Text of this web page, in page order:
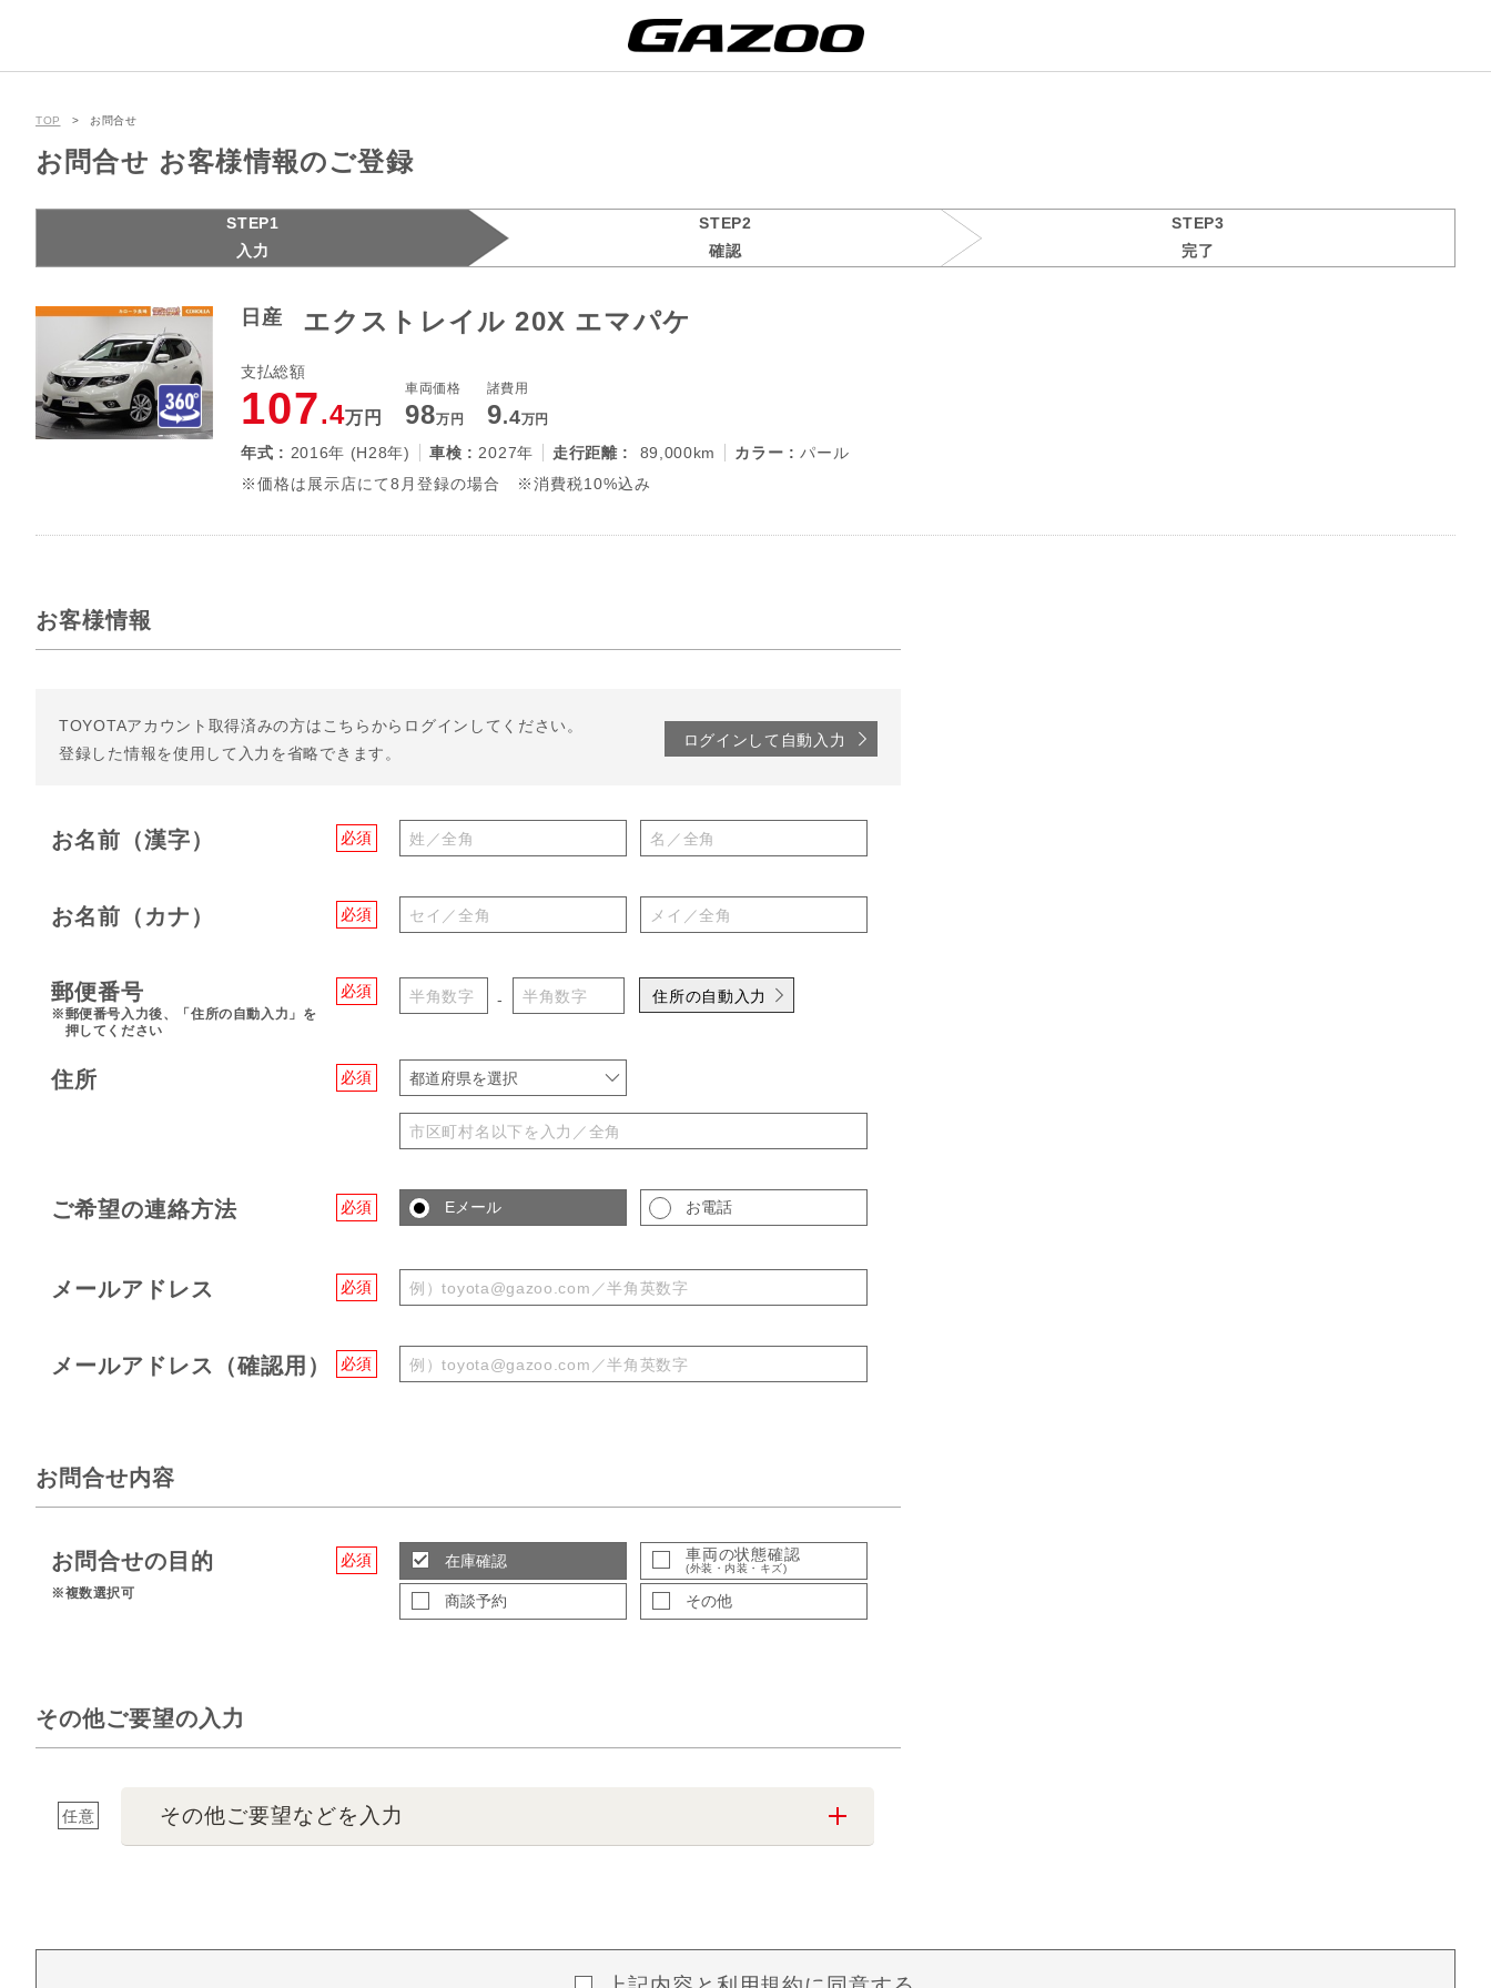
TOP お問合せ
お問合せ お客様情報のご登録
STEP1
入力
STEP2
確認
STEP3
完了
日産 エクストレイル 20X エマパケ
支払総額
107.4万円
車両価格
98万円
諸費用
9.4万円
年式 : 2016年 (H28年) 車検 : 2027年 走行距離 : 89,000km カラー :パール
※価格は展示店にて8月登録の場合 ※消費税10%込み
お客様情報
TOYOTAアカウント取得済みの方は こちらからログインしてください。
登録した情報を使用して入力を省略できます。
ログインして自動入力
必須
お名前（漢字）
必須
お名前（カナ）
必須
郵便番号
※郵便番号入力後、「住所の自動入力」を
押してください
- 住所の自動入力
必須
住所 都道府県を選択
必須
ご希望の連絡方法 Eメール お電話
必須
メールアドレス
必須
メールアドレス（確認用）
お問合せ内容
必須
お問合せの目的
※複数選択可
在庫確認 車両の状態確認
(外装・内装・キズ)
商談予約 その他
その他ご要望の入力
任意 その他ご要望などを入力